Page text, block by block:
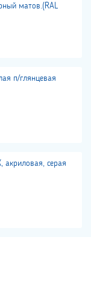
матов.(RAL
п/глянцевая
акриловая, серая